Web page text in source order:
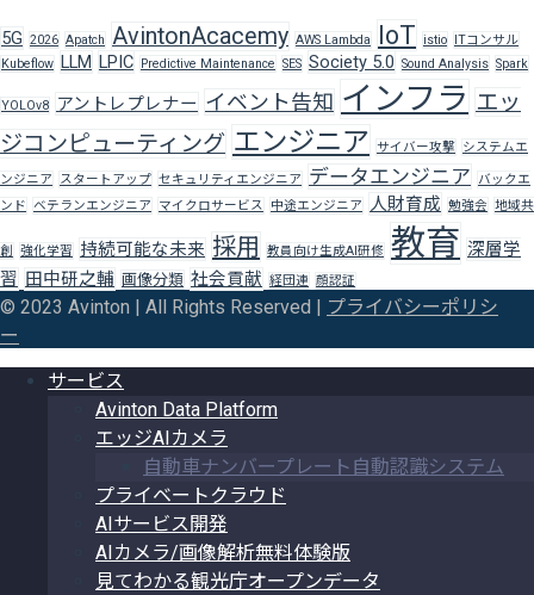
5G 2026 Apatch AvintonAcacemy AWS Lambda IoT istio
ITコンサル
Kubeflow LLM LPIC Predictive Maintenance SES Society 5.0 Sound Analysis Spark
YOLOv8 アントレプレナー イベント告知 インフラ エッ
ジコンピューティング エンジニア サイバー攻撃 システムエ
ンジニア スタートアップ セキュリティエンジニア データエンジニア
バックエ
ンド ベテランエンジニア マイクロサービス 中途エンジニア 人財育成 勉強会 地域共
創 強化学習 持続可能な未来 採用 教員向け生成AI研修 教育 深層学
習 田中研之輔 画像分類 社会貢献 経団連 顔認証
© 2023 Avinton | All Rights Reserved | プライバシーポリシ
ー
サービス
Avinton Data Platform
エッジAIカメラ
自動車ナンバープレート自動認識システム
プライベートクラウド
AIサービス開発
AIカメラ/画像解析無料体験版
見てわかる観光庁オープンデータ